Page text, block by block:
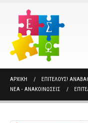
ΑΡΧΙΚΉ
ΕΠΙΤΕΛΟΥΣ!
ΝΈΑ - ΑΝΑΚΟΙΝΏΣΕΙΣ